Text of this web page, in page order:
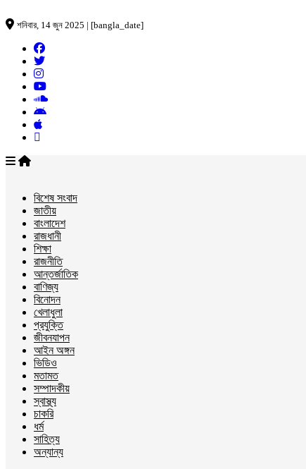
শনিবার, 14 জুন 2025 | [bangla_date]
বিশেষ সংবাদ
জাতীয়
বাংলাদেশ
রাজধানী
শিক্ষা
রাজনীতি
আন্তর্জাতিক
বাণিজ্য
বিনোদন
খেলাধুলা
প্রযুক্তি
জীবনযাপন
আইন অঙ্গন
ভিডিও
মতামত
সম্পাদকীয়
স্বাস্থ্য
চাকরি
ধর্ম
সাহিত্য
অন্যান্য